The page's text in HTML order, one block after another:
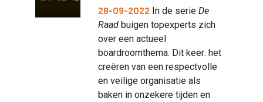
28-09-2022 In de serieDe
Raadbuigen topexperts zich
over een actueel
boardroomthema. Dit keer: het
creëren van een respectvolle
en veilige organisatie als
baken in onzekere tijden en